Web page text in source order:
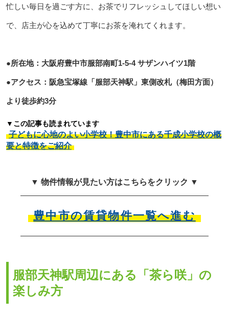
忙しい毎日を過ごす方に、お茶でリフレッシュしてほしい想い
で、店主が心を込めて丁寧にお茶を淹れてくれます。
●所在地：大阪府豊中市服部南町1-5-4 サザンハイツ1階
●アクセス：阪急宝塚線「服部天神駅」東側改札（梅田方面）
より徒歩約3分
▼この記事も読まれています
子どもに心地のよい小学校！豊中市にある千成小学校の概
要と特徴をご紹介
▼ 物件情報が見たい方はこちらをクリック ▼
豊中市の賃貸物件一覧へ進む
服部天神駅周辺にある「茶ら咲」の
楽しみ方